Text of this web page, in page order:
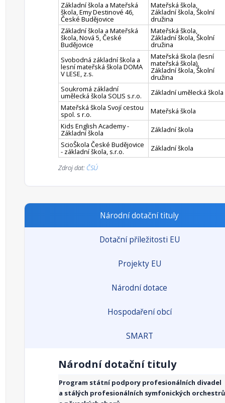
Základní škola a Mateřská
škola, Emy Destinové 46,
České Budějovice
Mateřská škola,
Základní škola, Školní
družina
Základní škola a Mateřská
škola, Nová 5, České
Budějovice
Mateřská škola,
Základní škola, Školní
družina
Svobodná základní škola a
lesní mateřská škola DOMA
V LESE, z.s.
Mateřská škola (lesní
mateřská škola),
Základní škola, Školní
družina
Soukromá základní
umělecká škola SOLIS s.r.o.
Základní umělecká škola
Mateřská škola Svojí cestou
spol. s r.o.
Mateřská škola
Kids English Academy -
Základní škola
Základní škola
ScioŠkola České Budějovice
- základní škola, s.r.o. Základní škola
Zdroj dat: ČSÚ
Národní dotační tituly
Dotační příležitosti EU
Projekty EU
Národní dotace
Hospodaření obcí
SMART
Národní dotační tituly
Program státní podpory profesionálních divadel
a stálých profesionálních symfonických orchestrů